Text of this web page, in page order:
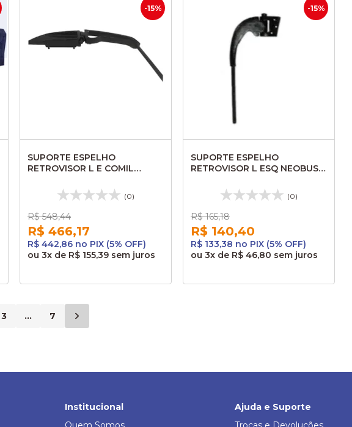
-15%
SUPORTE ESPELHO
RETROVISOR L E COMIL
(0)
R$ 548,44
R$ 466,17
R$ 442,86 no PIX (5% OFF)
ou 3x de R$ 155,39 sem juros
-15%
SUPORTE ESPELHO
RETROVISOR L ESQ NEOBUS
ALUMBRASIL
(0)
R$ 165,18
R$ 140,40
R$ 133,38 no PIX (5% OFF)
ou 3x de R$ 46,80 sem juros
3 ... 7
Institucional
Ajuda e Suporte